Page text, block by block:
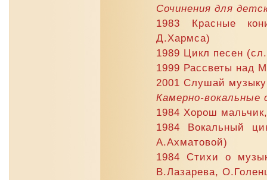
Сочинения для
1983 Красные
Д.Хармса)
1989 Цикл песен
1999 Рассветы над
2001 Слушай
Камерно-вокальные
1984 Хорош
1984 Вокальный
А.Ахматовой)
1984 Стихи о
В.Лазарева,